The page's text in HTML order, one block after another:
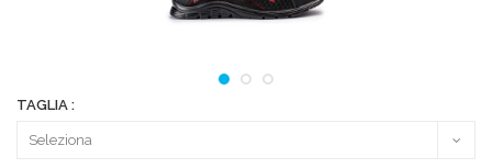
TAGLIA :